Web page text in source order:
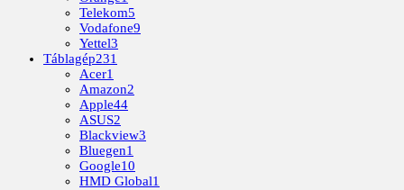
Telekom5
Vodafone9
Yettel3
Táblagép231
Acer1
Amazon2
Apple44
ASUS2
Blackview3
Bluegen1
Google10
HMD Global1